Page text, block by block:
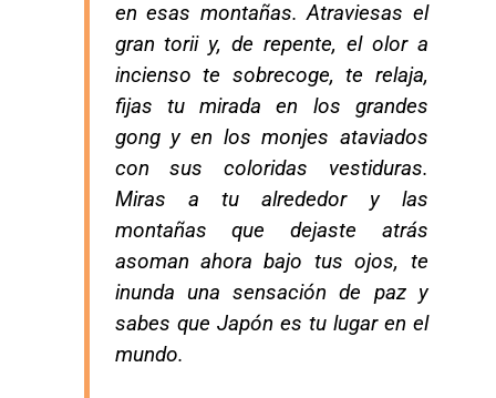
en esas montañas. Atraviesas el
gran torii y, de repente, el olor a
incienso te sobrecoge, te relaja,
fijas tu mirada en los grandes
gong y en los monjes ataviados
con sus coloridas vestiduras.
Miras a tu alrededor y las
montañas que dejaste atrás
asoman ahora bajo tus ojos, te
inunda una sensación de paz y
sabes que Japón es tu lugar en el
mundo.